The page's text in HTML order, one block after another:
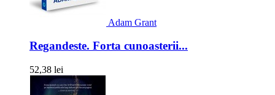
Adam Grant
Regandeste. Forta cunoasterii...
52,38 lei